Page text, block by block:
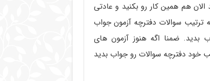
هم همین کار رو بکنید و عادتی
ترتیب سوالات دفترچه آزمون جواب
بدید. ضمنا اگه هنوز آزمون های
خود دفترچه سوالات رو جواب بدید